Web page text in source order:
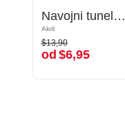
Navojni tunel (akril, črn) s/z dizajnom pande
Akril
$13,90
od$6,95
Navojni tunel (akril, črn) s/z dizajnom pande
Akril
$13,90
od $6,95